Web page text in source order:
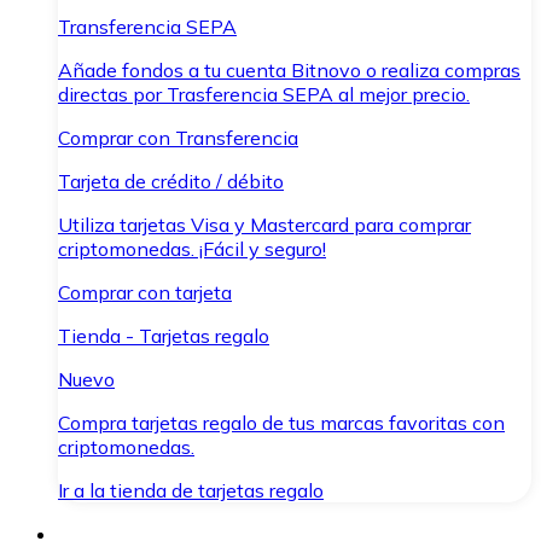
Transferencia SEPA
Añade fondos a tu cuenta Bitnovo o realiza compras
directas por Trasferencia SEPA al mejor precio.
Comprar con Transferencia
Tarjeta de crédito / débito
Utiliza tarjetas Visa y Mastercard para comprar
criptomonedas. ¡Fácil y seguro!
Comprar con tarjeta
Tienda - Tarjetas regalo
Nuevo
Compra tarjetas regalo de tus marcas favoritas con
criptomonedas.
Ir a la tienda de tarjetas regalo